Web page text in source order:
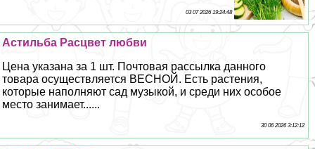
03 07 2026 19:24:48
Астильба Расцвет любви
Цена указана за 1 шт. Почтовая рассылка данного
товара осуществляется ВЕСНОЙ. Есть растения,
которые наполняют сад музыкой, и среди них особое
место занимает......
30 06 2026 3:12:12